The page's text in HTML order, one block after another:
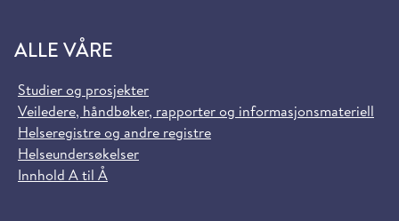
ALLE VÅRE
Studier og prosjekter
Veiledere, håndbøker, rapporter og informasjonsmateriell
Helseregistre og andre registre
Helseundersøkelser
Innhold A til Å